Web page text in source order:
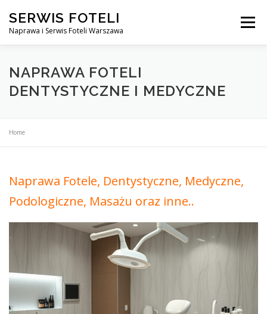
treści
SERWIS FOTELI
Naprawa i Serwis Foteli Warszawa
Menu
NAPRAWA FOTELI DENTYSTYCZNE I MEDYCZNE
NAPRAWA FOTELI
DENTYSTYCZNE I MEDYCZNE
Home
Naprawa Fotele, Dentystyczne, Medyczne,
Podologiczne, Masażu oraz inne..